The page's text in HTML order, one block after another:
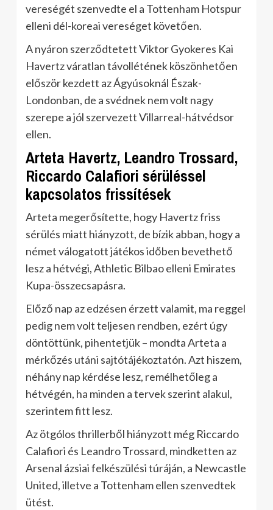
vereségét szenvedte el a Tottenham Hotspur
elleni dél-koreai vereséget követően.
A nyáron szerződtetett Viktor Gyokeres Kai
Havertz váratlan távollétének köszönhetően
először kezdett az Ágyúsoknál Észak-
Londonban, de a svédnek nem volt nagy
szerepe a jól szervezett Villarreal-hátvédsor
ellen.
Arteta Havertz, Leandro Trossard,
Riccardo Calafiori sérüléssel
kapcsolatos frissítések
Arteta megerősítette, hogy Havertz friss
sérülés miatt hiányzott, de bízik abban, hogy a
német válogatott játékos időben bevethető
lesz a hétvégi, Athletic Bilbao elleni Emirates
Kupa-összecsapásra.
Előző nap az edzésen érzett valamit, ma reggel
pedig nem volt teljesen rendben, ezért úgy
döntöttünk, pihentetjük – mondta Arteta a
mérkőzés utáni sajtótájékoztatón. Azt hiszem,
néhány nap kérdése lesz, remélhetőleg a
hétvégén, ha minden a tervek szerint alakul,
szerintem fitt lesz.
Az ötgólos thrillerből hiányzott még Riccardo
Calafiori és Leandro Trossard, mindketten az
Arsenal ázsiai felkészülési túráján, a Newcastle
United, illetve a Tottenham ellen szenvedtek
ütést.